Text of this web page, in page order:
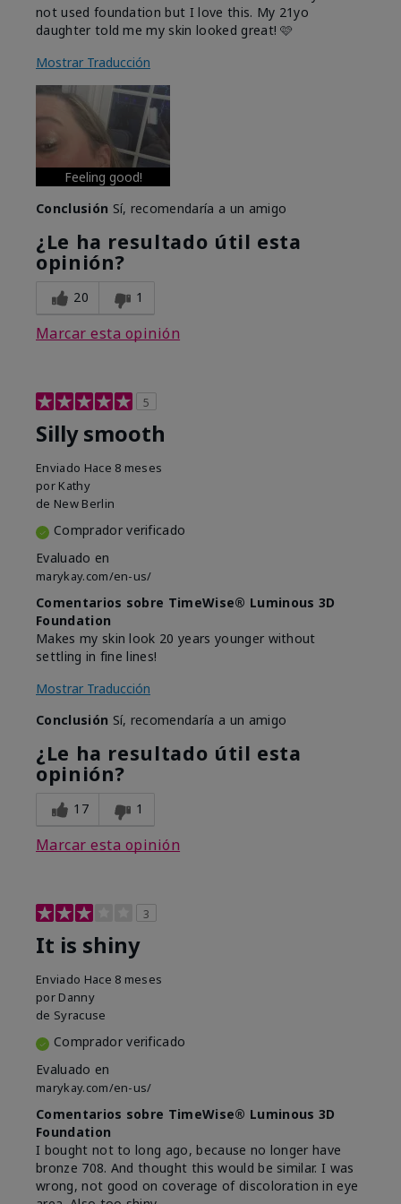
not used foundation but I love this. My 21yo
daughter told me my skin looked great! 🩷
Mostrar Traducción
Feeling good!
Conclusión Sí, recomendaría a un amigo
¿Le ha resultado útil esta
opinión?
20 1
Marcar esta opinión
5
Silly smooth
Enviado Hace 8 meses
por Kathy
de New Berlin
Comprador verificado
Evaluado en
marykay.com/en-us/
Comentarios sobre TimeWise® Luminous 3D
Foundation
Makes my skin look 20 years younger without
settling in fine lines!
Mostrar Traducción
Conclusión Sí, recomendaría a un amigo
¿Le ha resultado útil esta
opinión?
17 1
Marcar esta opinión
3
It is shiny
Enviado Hace 8 meses
por Danny
de Syracuse
Comprador verificado
Evaluado en
marykay.com/en-us/
Comentarios sobre TimeWise® Luminous 3D
Foundation
I bought not to long ago, because no longer have
bronze 708. And thought this would be similar. I was
wrong, not good on coverage of discoloration in eye